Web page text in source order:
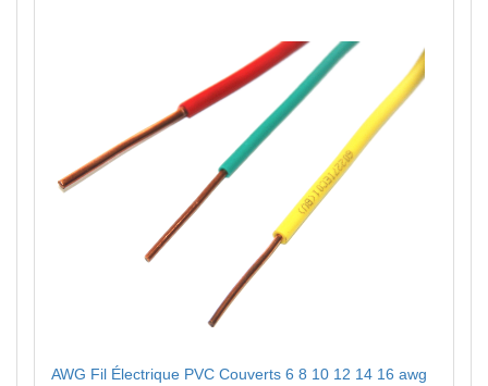
AWG Fil Électrique PVC Couverts 6 8 10 12 14 16 awg